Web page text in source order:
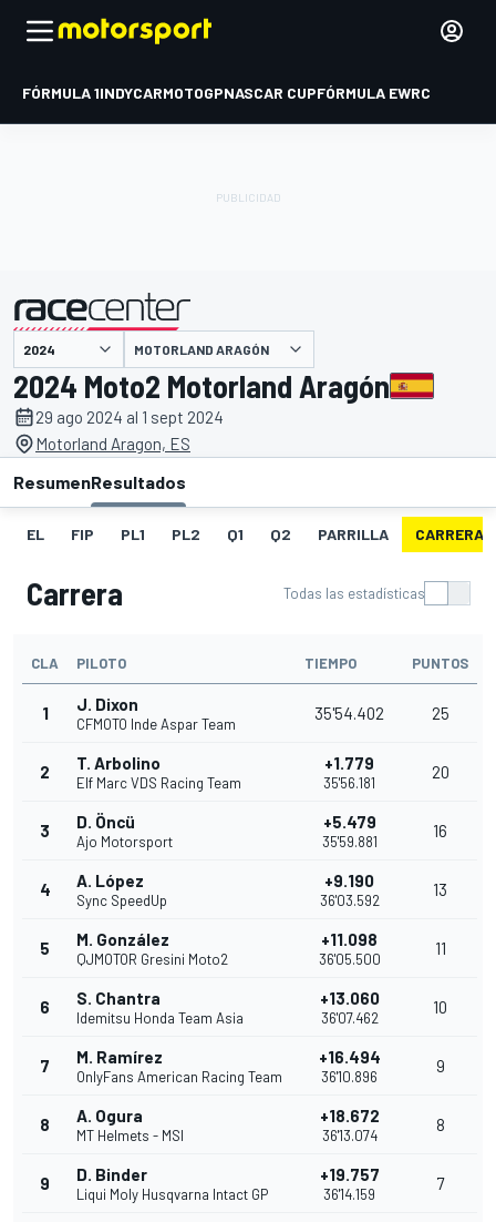
FÓRMULA 1INDYCARMOTOGPNASCAR CUPFÓRMULA EWRC
presentado por MOTORLAND ARAGÓN
2024 Moto2 Motorland Aragón
29 ago 2024 al 1 sept 2024
Motorland Aragon, ES
ResumenResultados
EL FIP PL1 PL2 Q1 Q2 PARRILLA CARRERA
Carrera Todas las estadísticas
CLA PILOTO TIEMPO PUNTOS
1 J. Dixon
CFMOTO Inde Aspar Team
35'54.402 25
2 T. Arbolino
Elf Marc VDS Racing Team
+1.779
35'56.181
20
3 D. Öncü
Ajo Motorsport
+5.479
35'59.881
16
4 A. López
Sync SpeedUp
+9.190
36'03.592
13
5 M. González
QJMOTOR Gresini Moto2
+11.098
36'05.500
11
6 S. Chantra
Idemitsu Honda Team Asia
+13.060
36'07.462
10
7 M. Ramírez
OnlyFans American Racing Team
+16.494
36'10.896
9
8 A. Ogura
MT Helmets - MSI
+18.672
36'13.074
8
9 D. Binder
Liqui Moly Husqvarna Intact GP
+19.757
36'14.159
7